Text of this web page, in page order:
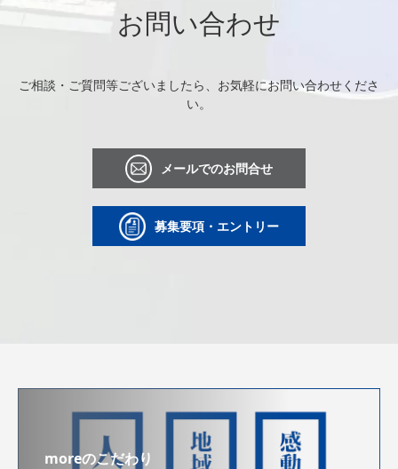
お問い合わせ
ご相談・ご質問等ございましたら、お気軽にお問い合わせくださ
い。
メールでのお問合せ
募集要項・エントリー
moreのこだわり